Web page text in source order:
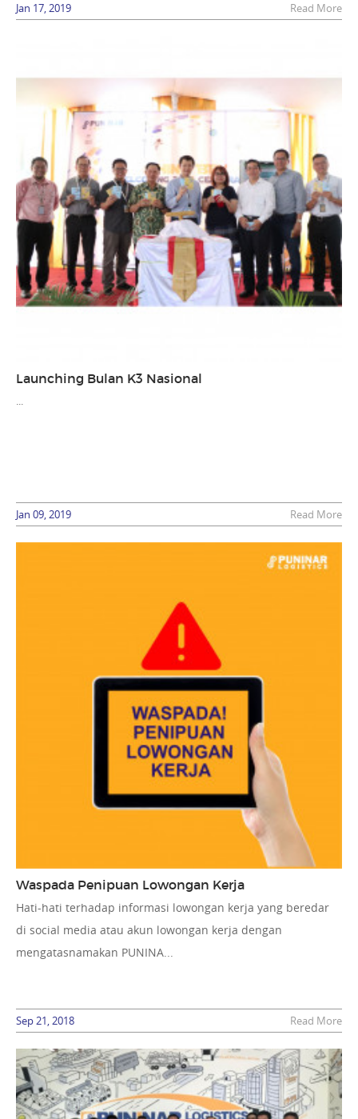
Jan 17, 2019 Read More
Launching Bulan K3 Nasional
...
Jan 09, 2019 Read More
Waspada Penipuan Lowongan Kerja
Hati-hati terhadap informasi lowongan kerja yang beredar
di social media atau akun lowongan kerja dengan
mengatasnamakan PUNINA...
Sep 21, 2018 Read More